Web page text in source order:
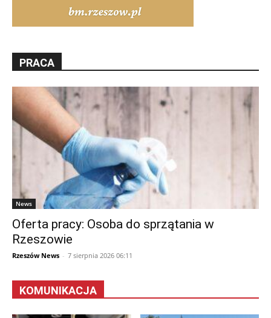
PRACA
News
Oferta pracy: Osoba do sprzątania w
Rzeszowie
Rzeszów News - 7 sierpnia 2026 06:11
KOMUNIKACJA